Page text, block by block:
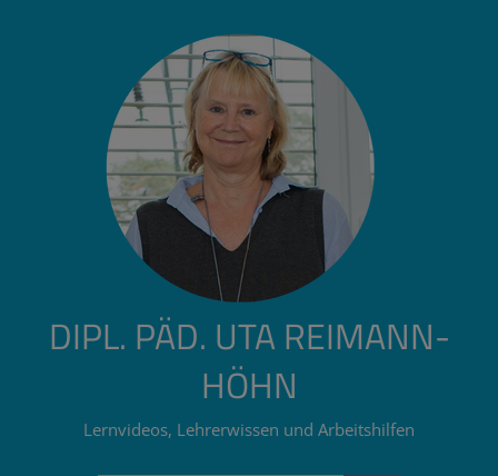
DIPL. PÄD. UTA REIMANN-
HÖHN
Lernvideos, Lehrerwissen und Arbeitshilfen